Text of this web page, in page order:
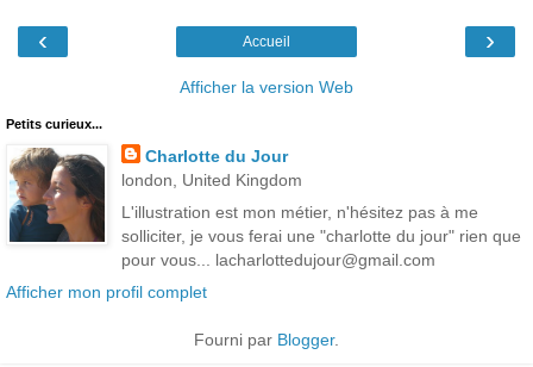
‹ ›
Accueil
Afficher la version Web
Petits curieux...
Charlotte du Jour
london, United Kingdom
L'illustration est mon métier, n'hésitez pas à me
solliciter, je vous ferai une "charlotte du jour" rien que
pour vous... lacharlottedujour@gmail.com
Afficher mon profil complet
Fourni par Blogger.